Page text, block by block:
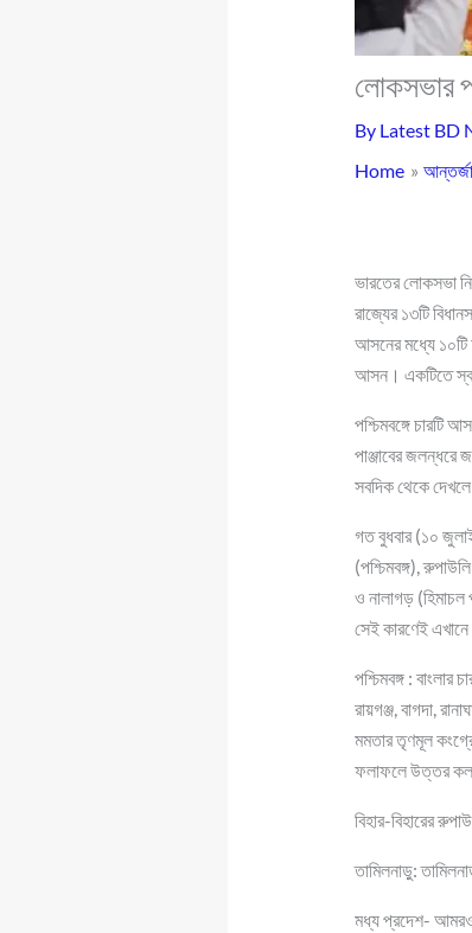
লোকসভার
By Latest BD
Home
ভারতের লোকসভা
রাজ্যের ১৩টি
আসনের মধ্যে ১০টি
আসন। একটিতে
পশ্চিমবঙ্গে চারটি
পাঞ্জাবের
সবদিক থেকে
গত বুধবার (১০
(পশ্চিমবঙ্গ),
ও নালাগড়
সেই কারণেই
পশ্চিমবঙ্গ :
রায়গঞ্জ, বাগদা,
মমতার তৃণমূল
ফলাফলে উত্তর
বিহার-বিহারের
তামিলনাড়ু:
মধ্য প্রদেশ-